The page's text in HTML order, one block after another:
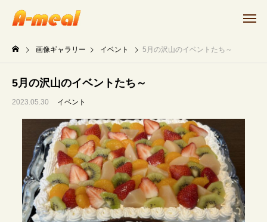
画像ギャラリー イベント 5月の沢山のイベントたち～
5月の沢山のイベントたち～
2023.05.30 イベント